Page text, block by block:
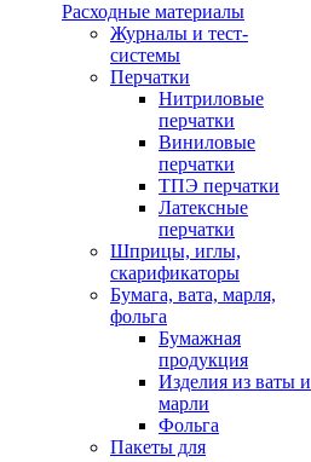
Расходные материалы
Журналы и тест-
системы
Перчатки
Нитриловые
перчатки
Виниловые
перчатки
ТПЭ перчатки
Латексные
перчатки
Шприцы, иглы,
скарификаторы
Бумага, вата, марля,
фольга
Бумажная
продукция
Изделия из ваты и
марли
Фольга
Пакеты для